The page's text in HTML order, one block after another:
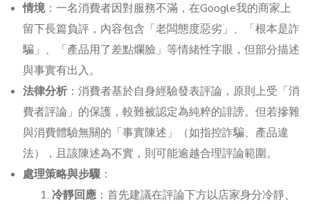
情境：一名消費者因對服務不滿，在Google我的商家上
留下長篇負評，內容包含「老闆態度惡劣」、「根本是詐
騙」、「產品用了差點爛臉」等情緒性字眼，但部分描述
與事實有出入。
法律分析 ：消費者基於自身經驗發表評論，原則上受「消
費者評論」的保護，較難被認定為純粹的誹謗。但若摻雜
與消費體驗無關的「事實陳述」（如指控詐騙、產品違
法），且該陳述為不實，則可能逾越合理評論範圍。
處理策略與步驟：
冷靜回應 ：首先建議在評論下方以店家身分冷靜、